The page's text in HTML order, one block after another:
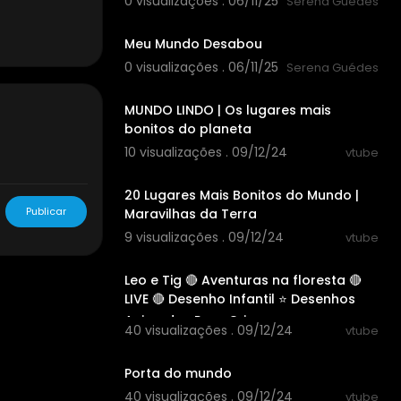
Meu Mundo Desabou
0 visualizações . 06/11/25 Serena Guédes
MUNDO LINDO | Os lugares mais
bonitos do planeta
10 visualizações . 09/12/24
vtube
20 Lugares Mais Bonitos do Mundo |
Maravilhas da Terra
9 visualizações . 09/12/24
vtube
Leo e Tig 🔴 Aventuras na floresta 🔴
LIVE 🔴 Desenho Infantil ⭐ Desenhos
Animados Para Crianças
40 visualizações . 09/12/24 vtube
Porta do mundo
40 visualizações . 09/12/24
vtube
Publicar